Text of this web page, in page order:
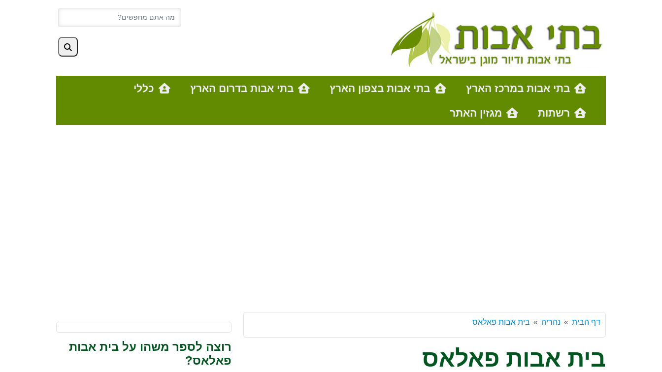
בתי אבות במרכז הארץ בתי אבות בצפון הארץ בתי אבות בדרום הארץ
כללי
רשתות
מגזין האתר
דף הבית נהריה בית אבות פאלאס
בית אבות פאלאס
רוצה לספר משהו על בית אבות
פאלאס?